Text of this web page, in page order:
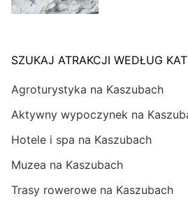
SZUKAJ ATRAKCJI WEDŁUG
Agroturystyka na Kaszubach
Aktywny wypoczynek na
Hotele i spa na Kaszubach
Muzea na Kaszubach
Trasy rowerowe na Kaszubach